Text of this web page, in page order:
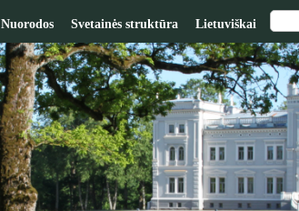
Nuorodos Svetainės struktūra Lietuviškai